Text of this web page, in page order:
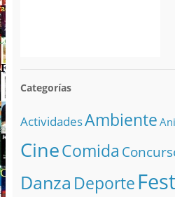
Categorías
ActividadesAmbiente
CineComida
Danza Deporte